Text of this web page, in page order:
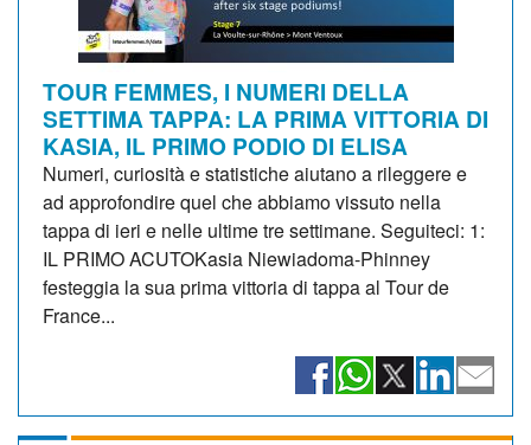
TOUR FEMMES, I NUMERI DELLA
SETTIMA TAPPA: LA PRIMA VITTORIA DI
KASIA, IL PRIMO PODIO DI ELISA
Numeri, curiosità e statistiche aiutano a rileggere e
ad approfondire quel che abbiamo vissuto nella
tappa di ieri e nelle ultime tre settimane. Seguiteci: 1:
IL PRIMO ACUTOKasia Niewiadoma-Phinney
festeggia la sua prima vittoria di tappa al Tour de
France...